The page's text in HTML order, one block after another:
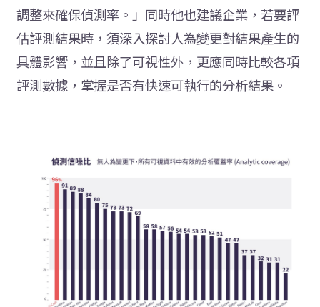
調整來確保偵測率。」同時他也建議企業，若要評
估評測結果時，須深入探討人為變更對結果產生的
具體影響，並且除了可視性外，更應同時比較各項
評測數據，掌握是否有快速可執行的分析結果。